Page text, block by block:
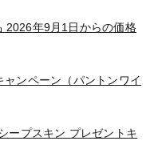
2026年9月1日からの価格
ンペーン（パントンワイ
ープスキン プレゼントキ